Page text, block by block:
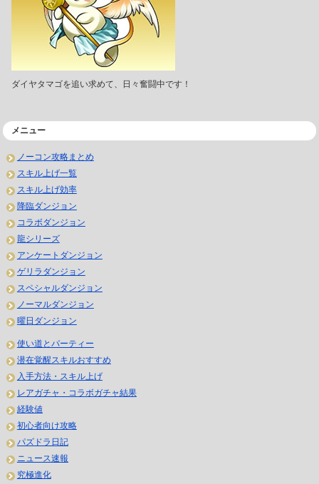
ダイヤタマゴを追い求めて、日々奮闘中です！
メニュー
ノーコン攻略まとめ
スキル上げ一覧
スキル上げ効率
降臨ダンジョン
コラボダンジョン
龍シリーズ
アンケートダンジョン
ゲリラダンジョン
スペシャルダンジョン
ノーマルダンジョン
曜日ダンジョン
使い道とパーティー
潜在覚醒スキルおすすめ
入手方法・スキル上げ
レアガチャ・コラボガチャ結果
経験値
初心者向け攻略
パズドラ日記
ニュース速報
究極進化